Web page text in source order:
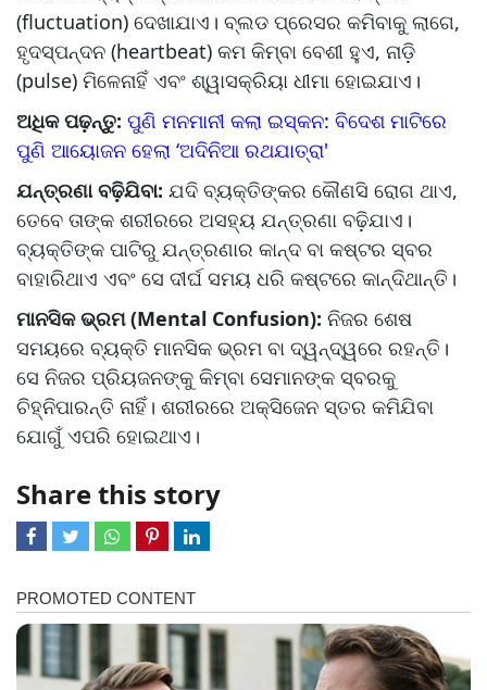
(fluctuation) ଦେଖାଯାଏ। ବ୍ଲଡ ପ୍ରେସର କମିବାକୁ ଲାଗେ,
ହୃଦସ୍ପନ୍ଦନ (heartbeat) କମ କିମ୍ବା ବେଶୀ ହୁଏ, ନାଡ଼ି
(pulse) ମିଳେନାହିଁ ଏବଂ ଶ୍ୱାସକ୍ରିୟା ଧୀମା ହୋଇଯାଏ।
ଅଧିକ ପଢ଼ନ୍ତୁ: ପୁଣି ମନମାନୀ କଲା ଇସ୍କନ: ବିଦେଶ ମାଟିରେ
ପୁଣି ଆୟୋଜନ ହେଲା ‘ଅଦିନିଆ ରଥଯାତ୍ରା'
ଯନ୍ତ୍ରଣା ବଢ଼ିଯିବା: ଯଦି ବ୍ୟକ୍ତିଙ୍କର କୌଣସି ରୋଗ ଥାଏ,
ତେବେ ତାଙ୍କ ଶରୀରରେ ଅସହ୍ୟ ଯନ୍ତ୍ରଣା ବଢ଼ିଯାଏ।
ବ୍ୟକ୍ତିଙ୍କ ପାଟିରୁ ଯନ୍ତ୍ରଣାର କାନ୍ଦ ବା କଷ୍ଟର ସ୍ବର
ବାହାରିଥାଏ ଏବଂ ସେ ଦୀର୍ଘ ସମୟ ଧରି କଷ୍ଟରେ କାନ୍ଦିଥାନ୍ତି।
ମାନସିକ ଭ୍ରମ (Mental Confusion): ନିଜର ଶେଷ
ସମୟରେ ବ୍ୟକ୍ତି ମାନସିକ ଭ୍ରମ ବା ଦ୍ୱନ୍ଦ୍ୱରେ ରହନ୍ତି।
ସେ ନିଜର ପ୍ରିୟଜନଙ୍କୁ କିମ୍ବା ସେମାନଙ୍କ ସ୍ବରକୁ
ଚିହ୍ନିପାରନ୍ତି ନାହିଁ। ଶରୀରରେ ଅକ୍ସିଜେନ ସ୍ତର କମିଯିବା
ଯୋଗୁଁ ଏପରି ହୋଇଥାଏ।
Share this story